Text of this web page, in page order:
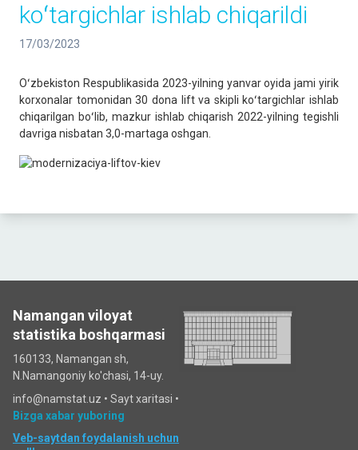
koʻtargichlar ishlab chiqarildi
17/03/2023
Oʻzbekiston Respublikasida 2023-yilning yanvar oyida jami yirik
korxonalar tomonidan 30 dona lift va skipli koʻtargichlar ishlab
chiqarilgan boʻlib, mazkur ishlab chiqarish 2022-yilning tegishli
davriga nisbatan 3,0-martaga oshgan.
Namangan viloyat
statistika boshqarmasi
160133, Namangan sh,
N.Namangoniy ko'chasi, 14-uy.
info@namstat.uz • Sayt xaritasi •
Bizga xabar yuboring
Veb-saytdan foydalanish uchun